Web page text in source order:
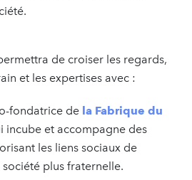
de croiser les regards,
et les expertises avec :
fondatrice de la Fabrique du
incube et accompagne des
les liens sociaux de
plus fraternelle.